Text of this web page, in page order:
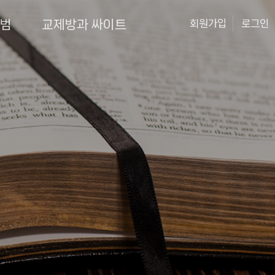
교제방과 싸이트 회원가입 로그인